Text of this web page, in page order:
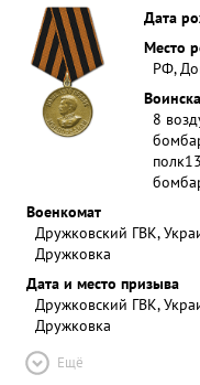
Дата
Место
РФ,
8
полк
Военкомат
Дружковский ГВК,
Дружковка
Дата и место призыва
Дружковский ГВК,
Дружковка
Ещё